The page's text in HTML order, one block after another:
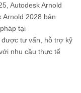
Autodesk Arnold
Arnold 2028 bản
tại
được tư vấn, hỗ trợ kỹ
nhu cầu thực tế